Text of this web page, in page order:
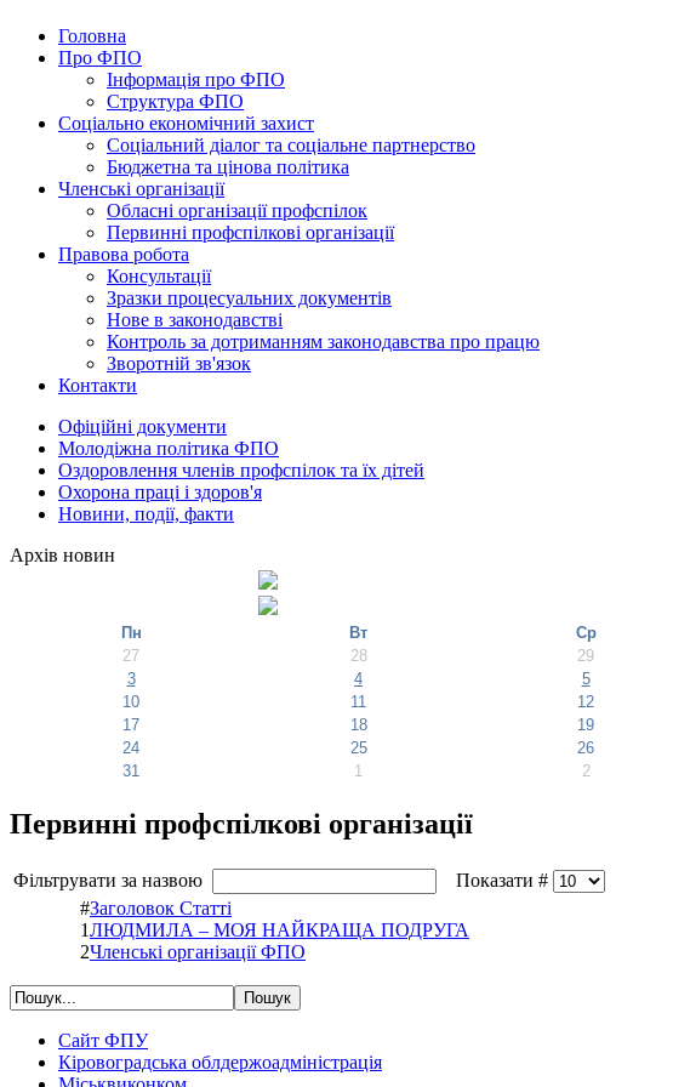
Головна
Про ФПО
Інформація про ФПО
Структура ФПО
Соціально економічний захист
Соціальний діалог та соціальне партнерство
Бюджетна та цінова політика
Членські організації
Обласні організації профспілок
Первинні профспілкові організації
Правова робота
Консультації
Зразки процесуальних документів
Нове в законодавстві
Контроль за дотриманням законодавства про працю
Зворотній зв'язок
Контакти
Офіційні документи
Молодіжна політика ФПО
Оздоровлення членів профспілок та їх дітей
Охорона праці і здоров'я
Новини, події, факти
Архів новин
Пн Вт Ср
27
28 29
3
4 5
10
11 12
17
18 19
24
25 26
31
1 2
Первинні профспілкові організації
Фільтрувати за назвою
Показати #
#Заголовок Статті
1ЛЮДМИЛА – МОЯ НАЙКРАЩА ПОДРУГА
2Членські організації ФПО
Сайт ФПУ
Кіровоградська облдержоадміністрація